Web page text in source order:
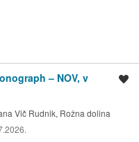
– NOV, v
Vič Rudnik, Rožna dolina